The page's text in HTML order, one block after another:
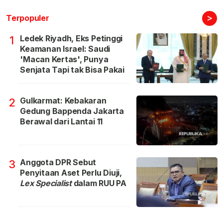
Terpopuler >
1
Ledek Riyadh, Eks Petinggi
Keamanan Israel: Saudi
'Macan Kertas', Punya
Senjata Tapi tak Bisa Pakai
2 Gulkarmat: Kebakaran
Gedung Bappenda Jakarta
Berawal dari Lantai 11
3 Anggota DPR Sebut
Penyitaan Aset Perlu Diuji,
Lex Specialistdalam RUU PA